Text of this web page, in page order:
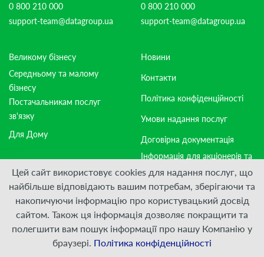
0 800 210 000
support-team@datagroup.ua
0 800 210 000
support-team@datagroup.ua
Великому бізнесу
Середньому та малому
бізнесу
Постачальникам послуг
зв'язку
Для Дому
Новини
Контакти
Політика конфіденційності
Умови надання послуг
Договірна документація
Інформація для акціонерів та
стейкхолдерів
Приєднуйтесь:
© ПрАТ "ДАТАГРУП", 2000 — 2026
Цей сайт використовує cookies для надання послуг, що
найбільше відповідають вашим потребам, зберігаючи та
накопичуючи інформацію про користувацький досвід
сайтом. Також ця інформація дозволяє покращити та
полегшити вам пошук інформації про нашу Компанію у
браузері. Політика конфіденційності